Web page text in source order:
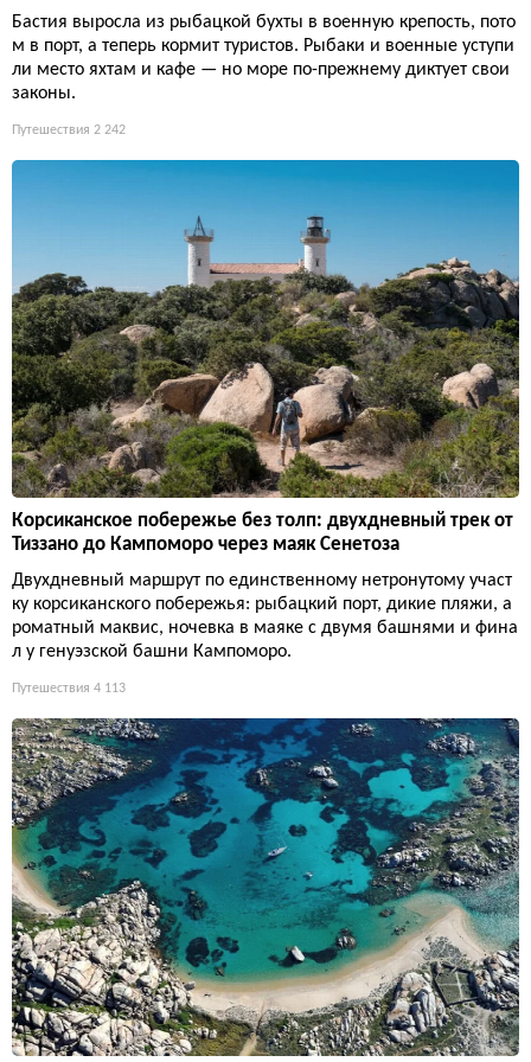
Бастия выросла из рыбацкой бухты в военную крепость, пото
м в порт, а теперь кормит туристов. Рыбаки и военные уступи
ли место яхтам и кафе — но море по-прежнему диктует свои
законы.
Путешествия 2 242
Корсиканское побережье без толп: двухдневный трек от
Тиззано до Кампоморо через маяк Сенетоза
Двухдневный маршрут по единственному нетронутому участ
ку корсиканского побережья: рыбацкий порт, дикие пляжи, а
роматный маквис, ночевка в маяке с двумя башнями и фина
л у генуэзской башни Кампоморо.
Путешествия 4 113